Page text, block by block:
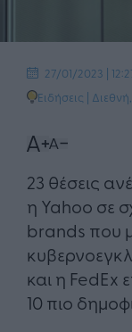
27/01/2023 |
Ειδήσεις | Διεθνή
23 θέσεις
η Yahoo σε
brands που
και η FedEx
10 πιο